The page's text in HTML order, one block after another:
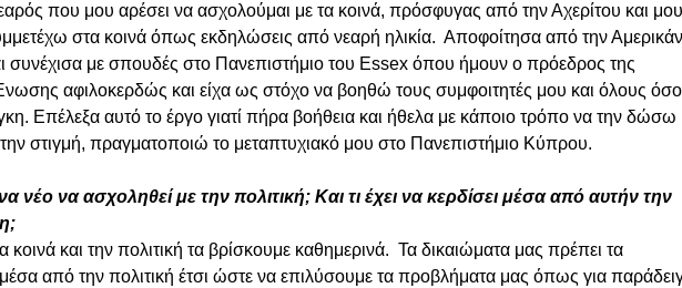
που μου αρέσει να ασχολούμαι με τα κοινά, πρόσφυγας από την Αχερίτου και
στα κοινά όπως εκδηλώσεις από νεαρή ηλικία.  Αποφοίτησα από την
συνέχισα με σπουδές στο Πανεπιστήμιο του Essex όπου ήμουν ο πρόεδρος της
αφιλοκερδώς και είχα ως στόχο να βοηθώ τους συμφοιτητές μου και όλους
Επέλεξα αυτό το έργο γιατί πήρα βοήθεια και ήθελα με κάποιο τρόπο να την δώσω
στιγμή, πραγματοποιώ το μεταπτυχιακό μου στο Πανεπιστήμιο Κύπρου.
νέο να ασχοληθεί με την πολιτική; Και τι έχει να κερδίσει μέσα από αυτήν την
και την πολιτική τα βρίσκουμε καθημερινά.  Τα δικαιώματα μας πρέπει τα
μέσα από την πολιτική έτσι ώστε να επιλύσουμε τα προβλήματα μας όπως για